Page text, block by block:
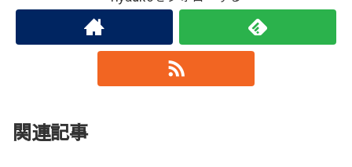
関連記事